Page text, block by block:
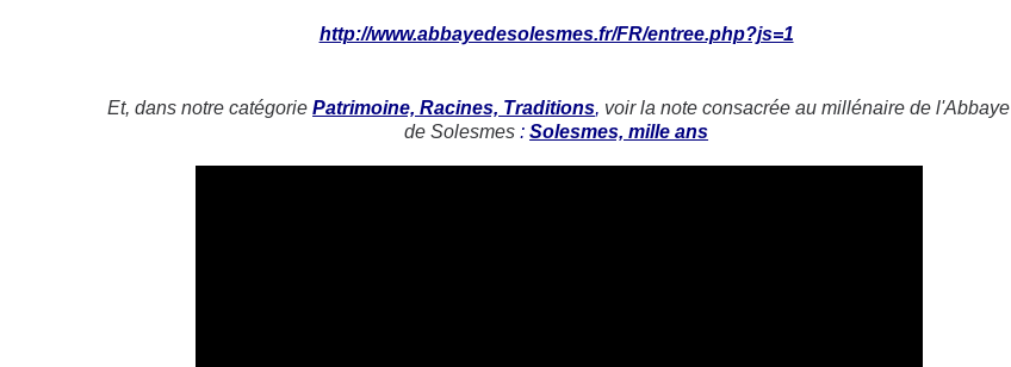
http://www.abbayedesolesmes.fr/FR/entree.php?js=1
Et, dans notre catégoriePatrimoine, Racines, Traditions, voir la note consacrée au millénaire de l'Abbaye
de Solesmes:Solesmes, mille ans